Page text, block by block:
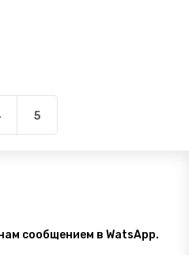
5
сообщением в WatsApp.